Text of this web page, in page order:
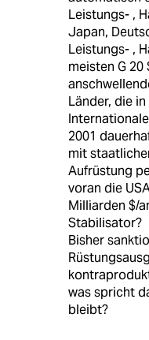
Leistungs- ,
Japan,
Leistungs- ,
meisten G
Länder, die
2001
mit
Aufrüstung
voran die
Milliarden $/
Stabilisator?
Bisher
was spricht
bleibt?